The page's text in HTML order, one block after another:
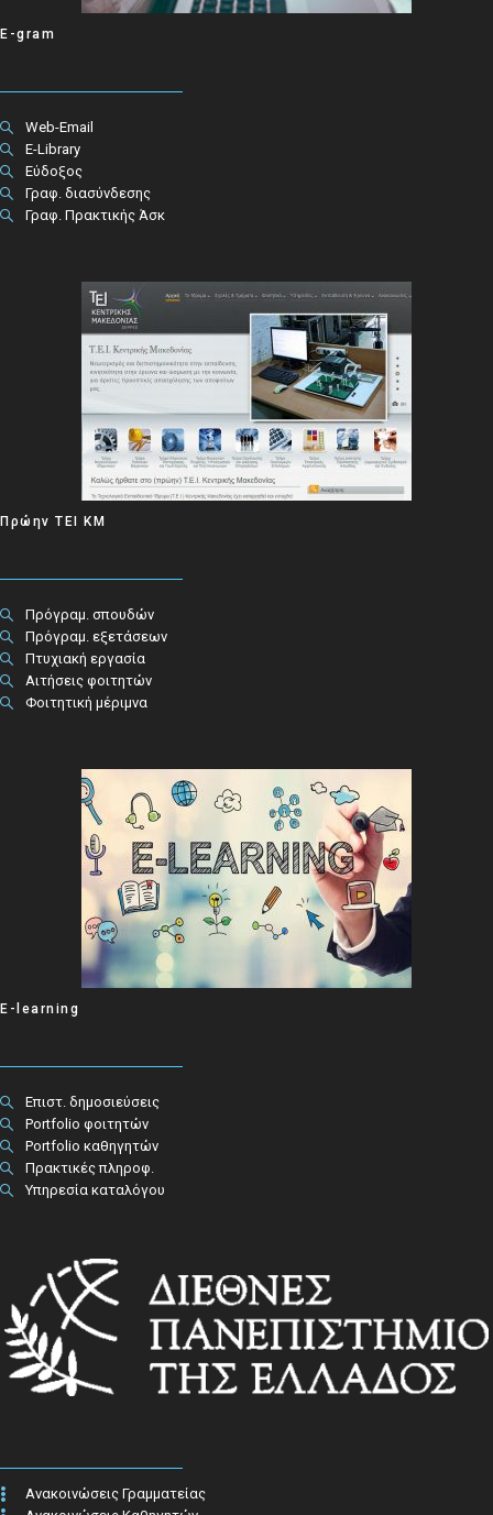
E-gram
Web-Email
E-Library
Εύδοξος
Γραφ. διασύνδεσης
Γραφ. Πρακτικής Άσκ
Πρώην ΤΕΙ ΚΜ
Πρόγραμ. σπουδών
Πρόγραμ. εξετάσεων
Πτυχιακή εργασία
Αιτήσεις φοιτητών
Φοιτητική μέριμνα
E-learning
Επιστ. δημοσιεύσεις
Portfolio φοιτητών
Portfolio καθηγητών
Πρακτικές πληροφ.​
Υπηρεσία καταλόγου
Ανακοινώσεις Γραμματείας